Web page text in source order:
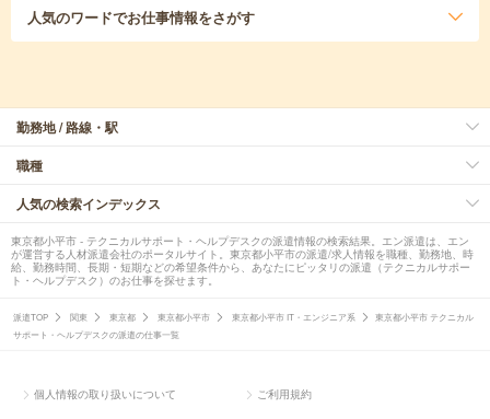
人気のワードでお仕事情報をさがす
勤務地 / 路線・駅
職種
人気の検索インデックス
東京都小平市 - テクニカルサポート・ヘルプデスクの派遣情報の検索結果。エン派遣は、エン
が運営する人材派遣会社のポータルサイト。東京都小平市の派遣/求人情報を職種、勤務地、時
給、勤務時間、長期・短期などの希望条件から、あなたにピッタリの派遣（テクニカルサポー
ト・ヘルプデスク）のお仕事を探せます。
派遣TOP 関東 東京都 東京都小平市 東京都小平市 IT・エンジニア系
東京都小平市 テクニカル
サポート・ヘルプデスクの派遣の仕事一覧
個人情報の取り扱いについて ご利用規約